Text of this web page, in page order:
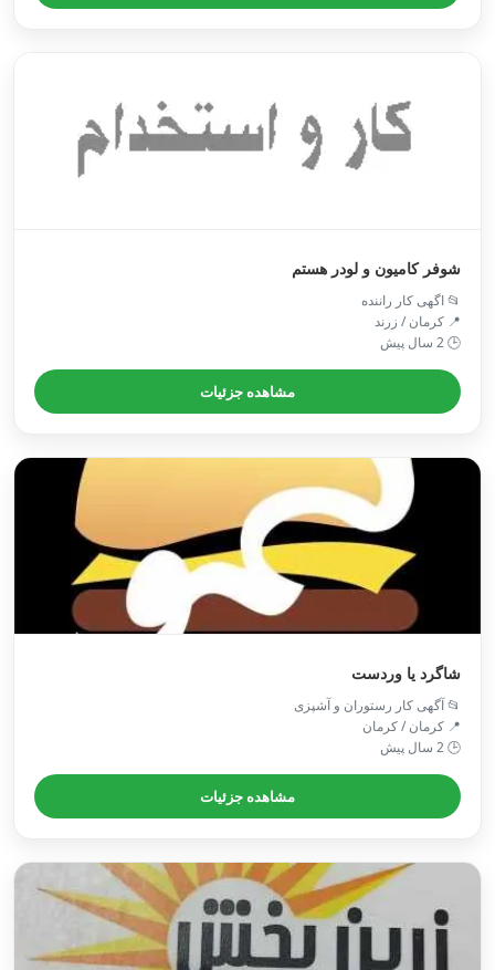
شوفر کامیون و لودر هستم
📂 اگهی کار راننده
📍 کرمان / زرند
🕒 2 سال پیش
مشاهده جزئیات
شاگرد یا وردست
📂 آگهی کار رستوران و آشپزی
📍 کرمان / کرمان
🕒 2 سال پیش
مشاهده جزئیات